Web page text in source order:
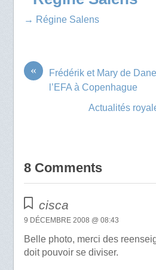
→ Régine Salens
«
Frédérik et Mary de
l’EFA à Copenhague
Actualités
8 Comments
cisca
9 DÉCEMBRE 2008 @ 08:43
Belle photo, merci des
doit pouvoir se diviser.